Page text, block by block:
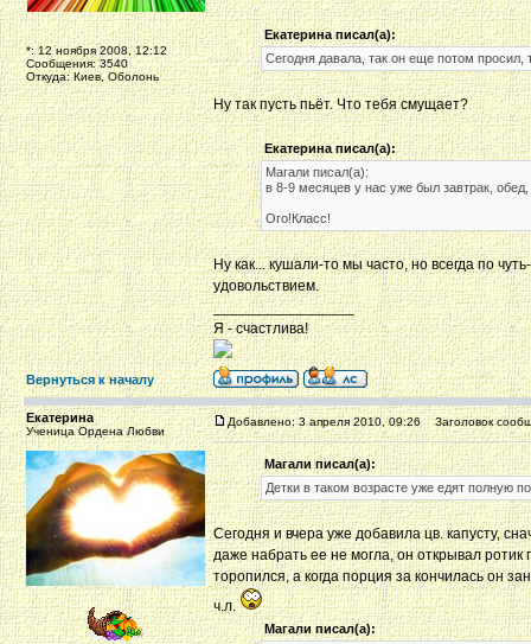
*: 12 ноября 2008, 12:12
Сообщения: 3540
Откуда: Киев, Оболонь
Екатерина писал(а):
Сегодня давала, так он еще потом просил,
Ну так пусть пьёт. Что тебя смущает?
Екатерина писал(а):
Магали писал(а):
в 8-9 месяцев у нас уже был завтрак,
Ого!Класс!
Ну как... кушали-то мы часто, но всегда по
удовольствием.
_________________
Я - счастлива!
Вернуться к началу
Екатерина
Ученица Ордена Любви
Добавлено: 3 апреля 2010, 09:26 Заголовок
Магали писал(а):
Детки в таком возрасте уже едят полную
Сегодня и вчера уже добавила цв. капусту,
даже набрать ее не могла, он открывал
торопился, а когда порция за кончилась он
ч.л.
Магали писал(а):